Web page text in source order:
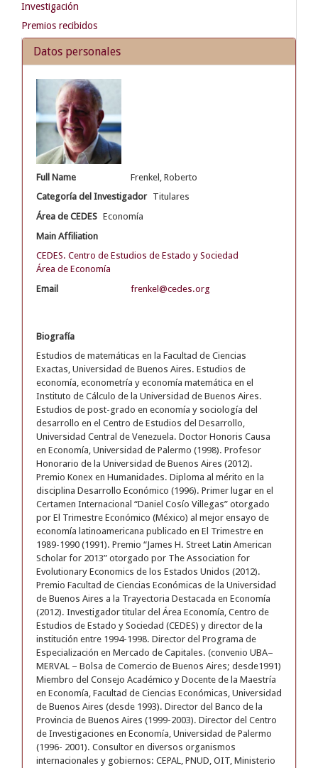
Investigación
Premios recibidos
Datos personales
Full Name
Frenkel, Roberto
Categoría del Investigador Titulares
Área de CEDES Economía
Main Affiliation
CEDES. Centro de Estudios de Estado y Sociedad
Área de Economía
Email
frenkel@cedes.org
Biografía
Estudios de matemáticas en la Facultad de Ciencias
Exactas, Universidad de Buenos Aires. Estudios de
economía, econometría y economía matemática en el
Instituto de Cálculo de la Universidad de Buenos Aires.
Estudios de post-grado en economía y sociología del
desarrollo en el Centro de Estudios del Desarrollo,
Universidad Central de Venezuela. Doctor Honoris Causa
en Economía, Universidad de Palermo (1998). Profesor
Honorario de la Universidad de Buenos Aires (2012).
Premio Konex en Humanidades. Diploma al mérito en la
disciplina Desarrollo Económico (1996). Primer lugar en el
Certamen Internacional “Daniel Cosío Villegas” otorgado
por El Trimestre Económico (México) al mejor ensayo de
economía latinoamericana publicado en El Trimestre en
1989-1990 (1991). Premio “James H. Street Latin American
Scholar for 2013” otorgado por The Association for
Evolutionary Economics de los Estados Unidos (2012).
Premio Facultad de Ciencias Económicas de la Universidad
de Buenos Aires a la Trayectoria Destacada en Economía
(2012). Investigador titular del Área Economía, Centro de
Estudios de Estado y Sociedad (CEDES) y director de la
institución entre 1994-1998. Director del Programa de
Especialización en Mercado de Capitales. (convenio UBA–
MERVAL – Bolsa de Comercio de Buenos Aires; desde1991)
Miembro del Consejo Académico y Docente de la Maestría
en Economía, Facultad de Ciencias Económicas, Universidad
de Buenos Aires (desde 1993). Director del Banco de la
Provincia de Buenos Aires (1999-2003). Director del Centro
de Investigaciones en Economía, Universidad de Palermo
(1996- 2001). Consultor en diversos organismos
internacionales y gobiernos: CEPAL, PNUD, OIT, Ministerio